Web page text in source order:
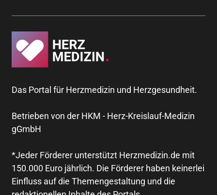
Das Portal für Herzmedizin und Herzgesundheit.
Betrieben von der HKM - Herz-Kreislauf-Medizin
gGmbH
*Jeder Förderer unterstützt Herzmedizin.de mit
150.000 Euro jährlich. Die Förderer haben keinerlei
Einfluss auf die Themengestaltung und die